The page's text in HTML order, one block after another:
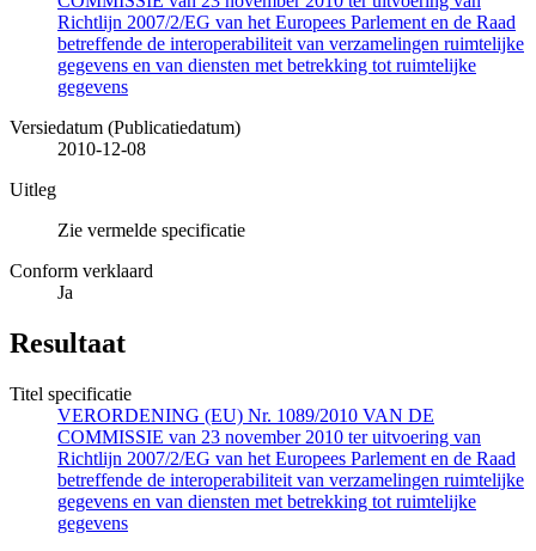
Richtlijn 2007/2/EG van het Europees Parlement en de Raad
betreffende de interoperabiliteit van verzamelingen ruimtelijke
gegevens en van diensten met betrekking tot ruimtelijke
gegevens
Versiedatum (Publicatiedatum)
2010-12-08
Uitleg
Zie vermelde specificatie
Conform verklaard
Ja
Resultaat
Titel specificatie
VERORDENING (EU) Nr. 1089/2010 VAN DE
COMMISSIE van 23 november 2010 ter uitvoering van
Richtlijn 2007/2/EG van het Europees Parlement en de Raad
betreffende de interoperabiliteit van verzamelingen ruimtelijke
gegevens en van diensten met betrekking tot ruimtelijke
gegevens